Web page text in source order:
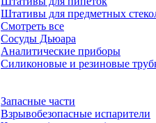
Штативы для предметных
Смотреть все
Сосуды Дьюара
Аналитические приборы
Силиконовые и резиновые
Запасные части
Взрывобезопасные испарители